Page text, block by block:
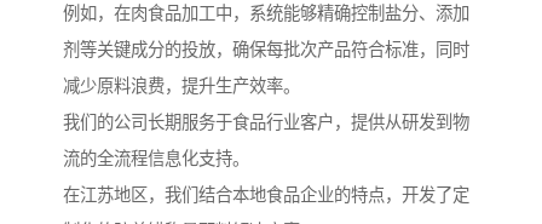
例如，在肉食品加工中，系统能够精确控制盐分、添加
剂等关键成分的投放，确保每批次产品符合标准，同时
减少原料浪费，提升生产效率。
我们的公司长期服务于食品行业客户，提供从研发到物
流的全流程信息化支持。
在江苏地区，我们结合本地食品企业的特点，开发了定